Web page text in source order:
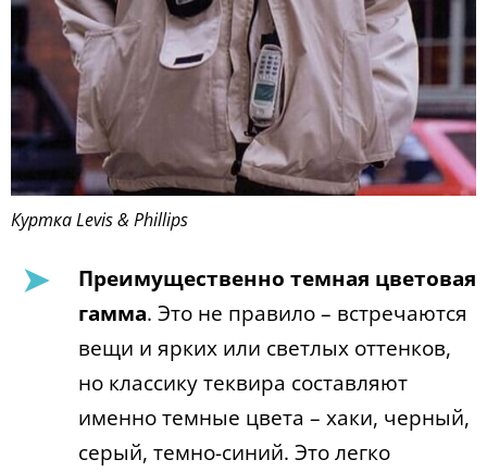
Куртка Levis & Phillips
Преимущественно темная цветовая
гамма. Это не правило – встречаются
вещи и ярких или светлых оттенков,
но классику теквира составляют
именно темные цвета – хаки, черный,
серый, темно-синий. Это легко